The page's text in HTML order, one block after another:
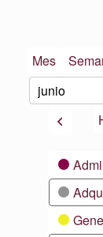
Mes
Mes
Día
Año
Categorías